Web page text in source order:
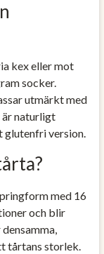
kex eller mot
socker.
utmärkt med
är naturligt
glutenfri version.
med 16
och blir
tårtans storlek.